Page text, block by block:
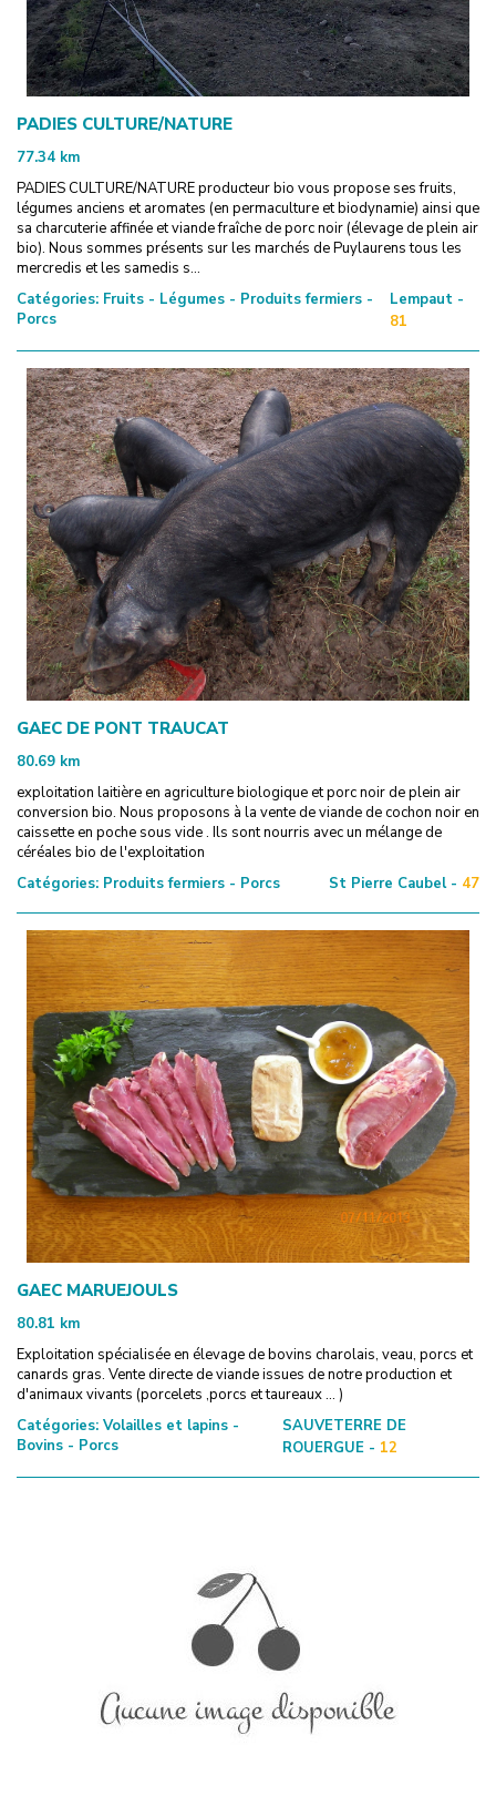
PADIES CULTURE/NATURE
77.34 km
PADIES CULTURE/NATURE producteur bio vous propose ses fruits,
légumes anciens et aromates (en permaculture et biodynamie) ainsi que
sa charcuterie affinée et viande fraîche de porc noir (élevage de plein air
bio). Nous sommes présents sur les marchés de Puylaurens tous les
mercredis et les samedis s...
Catégories: Fruits - Légumes - Produits fermiers -
Porcs
Lempaut -
81
GAEC DE PONT TRAUCAT
80.69 km
exploitation laitière en agriculture biologique et porc noir de plein air
conversion bio. Nous proposons à la vente de viande de cochon noir en
caissette en poche sous vide . Ils sont nourris avec un mélange de
céréales bio de l'exploitation
Catégories: Produits fermiers - Porcs St Pierre Caubel - 47
GAEC MARUEJOULS
80.81 km
Exploitation spécialisée en élevage de bovins charolais, veau, porcs et
canards gras. Vente directe de viande issues de notre production et
d'animaux vivants (porcelets ,porcs et taureaux ... )
Catégories: Volailles et lapins -
Bovins - Porcs
SAUVETERRE DE
ROUERGUE - 12